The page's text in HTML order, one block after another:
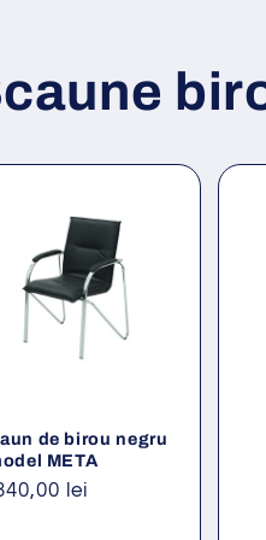
de birou negru
META
lei